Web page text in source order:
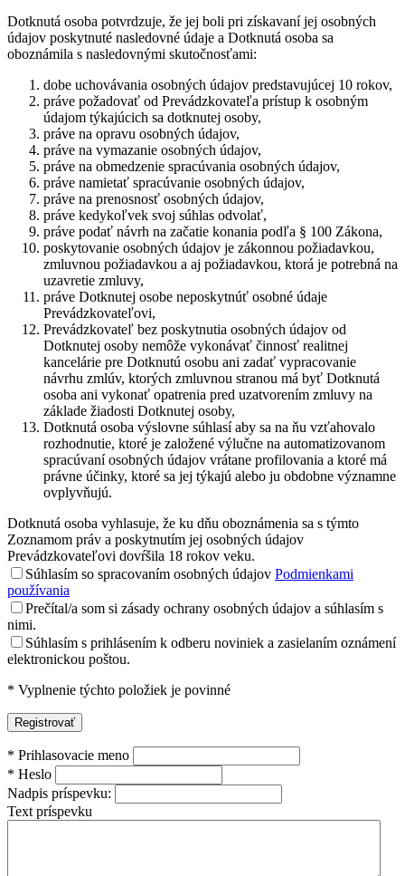
Dotknutá osoba potvrdzuje, že jej boli pri získavaní jej osobných
údajov poskytnuté nasledovné údaje a Dotknutá osoba sa
oboznámila s nasledovnými skutočnosťami:
dobe uchovávania osobných údajov predstavujúcej 10 rokov,
práve požadovať od Prevádzkovateľa prístup k osobným
údajom týkajúcich sa dotknutej osoby,
práve na opravu osobných údajov,
práve na vymazanie osobných údajov,
práve na obmedzenie spracúvania osobných údajov,
práve namietať spracúvanie osobných údajov,
práve na prenosnosť osobných údajov,
práve kedykoľvek svoj súhlas odvolať,
práve podať návrh na začatie konania podľa § 100 Zákona,
poskytovanie osobných údajov je zákonnou požiadavkou,
zmluvnou požiadavkou a aj požiadavkou, ktorá je potrebná na
uzavretie zmluvy,
práve Dotknutej osobe neposkytnúť osobné údaje
Prevádzkovateľovi,
Prevádzkovateľ bez poskytnutia osobných údajov od
Dotknutej osoby nemôže vykonávať činnosť realitnej
kancelárie pre Dotknutú osobu ani zadať vypracovanie
návrhu zmlúv, ktorých zmluvnou stranou má byť Dotknutá
osoba ani vykonať opatrenia pred uzatvorením zmluvy na
základe žiadosti Dotknutej osoby,
Dotknutá osoba výslovne súhlasí aby sa na ňu vzťahovalo
rozhodnutie, ktoré je založené výlučne na automatizovanom
spracúvaní osobných údajov vrátane profilovania a ktoré má
právne účinky, ktoré sa jej týkajú alebo ju obdobne významne
ovplyvňujú.
Dotknutá osoba vyhlasuje, že ku dňu oboznámenia sa s týmto
Zoznamom práv a poskytnutím jej osobných údajov
Prevádzkovateľovi dovŕšila 18 rokov veku.
Súhlasím so spracovaním osobných údajov Podmienkami
používania
Prečítal/a som si zásady ochrany osobných údajov a súhlasím s
nimi.
Súhlasím s prihlásením k odberu noviniek a zasielaním oznámení
elektronickou poštou.
* Vyplnenie týchto položiek je povinné
* Prihlasovacie meno
* Heslo
Nadpis príspevku:
Text príspevku